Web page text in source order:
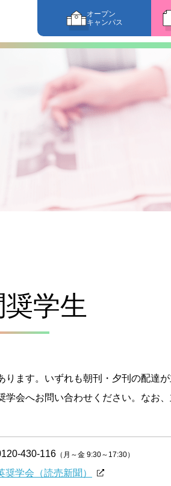
オープン
キャンパス
学生
ます。いずれも朝刊・夕刊の配達
会へお問い合わせください。なお
430-116 （月～金 9:30～17:30）
奨学会（読売新聞）